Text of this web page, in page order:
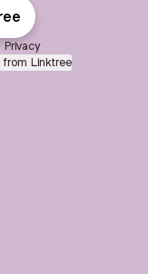
Privacy
from Linktree